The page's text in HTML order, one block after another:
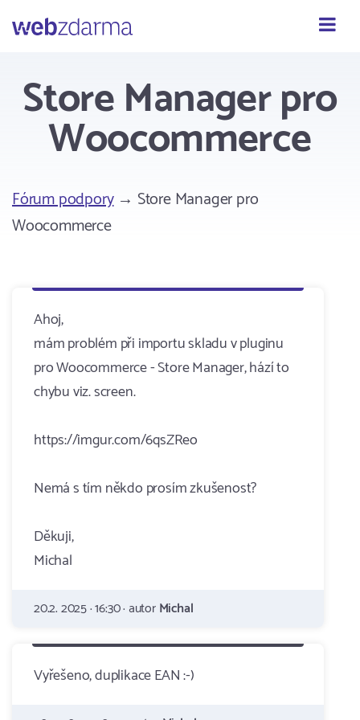
Webzdarma
Store Manager pro
Woocommerce
Fórum podpory→ Store Manager pro
Woocommerce
Ahoj,
mám problém při importu skladu v pluginu
pro Woocommerce - Store Manager, hází to
chybu viz. screen.
https://imgur.com/6qsZReo
Nemá s tím někdo prosím zkušenost?
Děkuji,
Michal
20.2. 2025 · 16:30 · autorMichal
Vyřešeno, duplikace EAN :-)